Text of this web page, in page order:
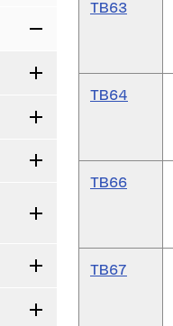
Zuklappen
Aufklappen
Aufklappen
Aufklappen
Aufklappen
Aufklappen
Aufklappen
TB63
TB64
TB66
TB67